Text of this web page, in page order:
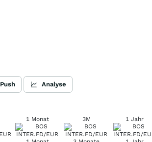
Push Analyse
1 Monat 3M 1 Jahr